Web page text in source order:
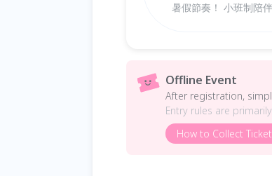
暑假節奏！ 小班制陪
Offline Event
After registration,
Entry rules are
How to Collect